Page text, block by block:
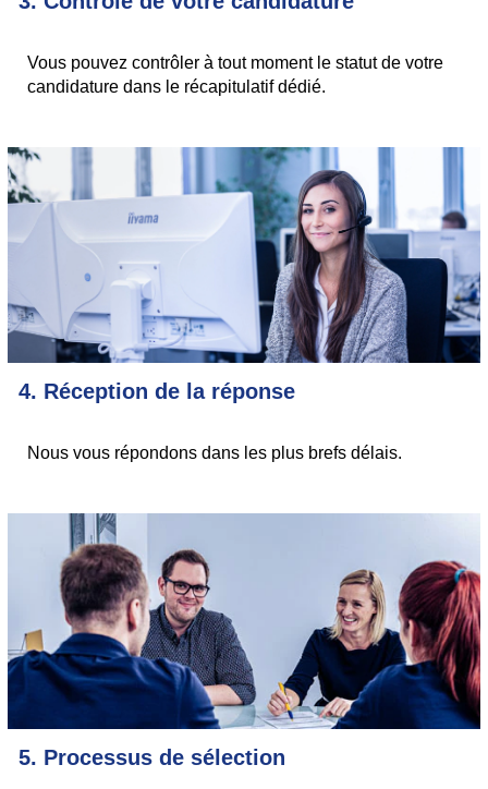
Vous pouvez contrôler à tout moment le statut de votre
candidature dans le récapitulatif dédié.
4. Réception de la réponse
Nous vous répondons dans les plus brefs délais.
5. Processus de sélection